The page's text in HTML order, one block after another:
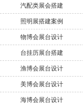
汽配类展会搭建
照明展搭建案例
物博会展台设计
台挂历展台搭建
渔博会展台设计
美博会展台设计
海博会展台设计